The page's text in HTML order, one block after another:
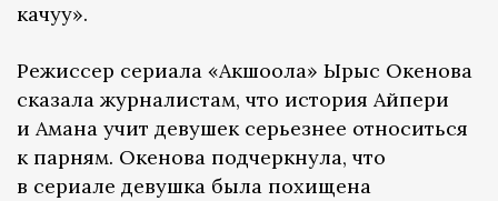
качуу».
Режиссер сериала «Акшоола» Ырыс Окенова
сказала журналистам, что история Айпери
и Амана учит девушек серьезнее относиться
к парням. Окенова подчеркнула, что
в сериале девушка была похищена